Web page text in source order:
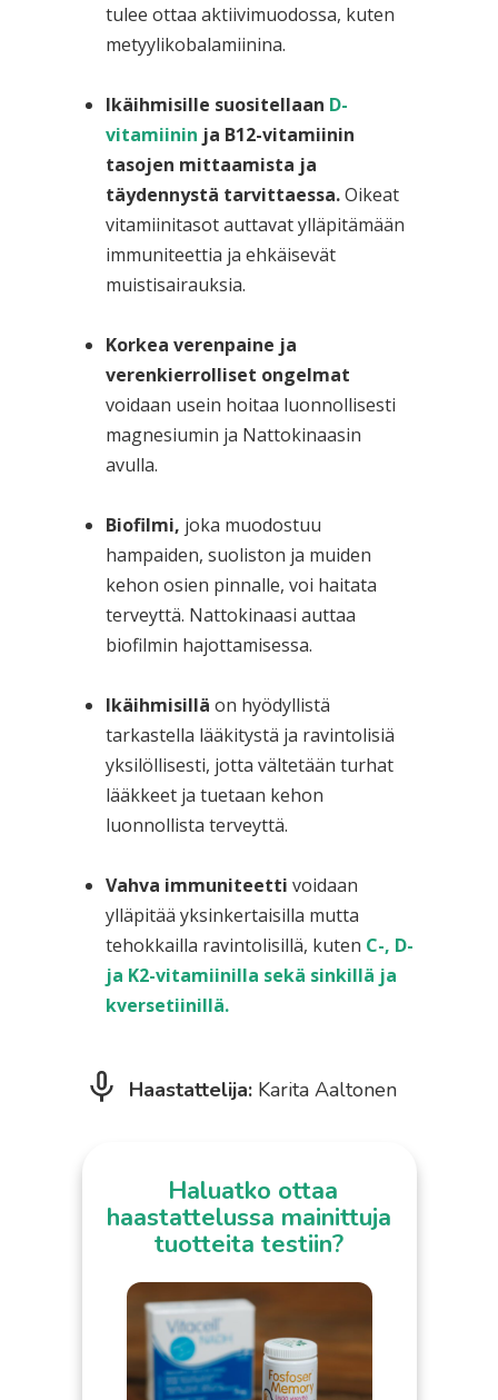
tulee ottaa aktiivimuodossa, kuten
metyylikobalamiinina.
Ikäihmisille suositellaan D-
vitamiinin ja B12-vitamiinin
tasojen mittaamista ja
täydennystä tarvittaessa.Oikeat
vitamiinitasot auttavat ylläpitämään
immuniteettia ja ehkäisevät
muistisairauksia.
Korkea verenpaine ja
verenkierrolliset ongelmat
voidaan usein hoitaa luonnollisesti
magnesiumin ja Nattokinaasin
avulla.
Biofilmi, joka muodostuu
hampaiden, suoliston ja muiden
kehon osien pinnalle, voi haitata
terveyttä. Nattokinaasi auttaa
biofilmin hajottamisessa.
Ikäihmisillä on hyödyllistä
tarkastella lääkitystä ja ravintolisiä
yksilöllisesti, jotta vältetään turhat
lääkkeet ja tuetaan kehon
luonnollista terveyttä.
Vahva immuniteetti voidaan
ylläpitää yksinkertaisilla mutta
tehokkailla ravintolisillä, kuten C-, D-
ja K2-vitamiinilla sekä sinkillä ja
kversetiinillä.
Haastattelija: Karita Aaltonen
Haluatko ottaa
haastattelussa mainittuja
tuotteita testiin?